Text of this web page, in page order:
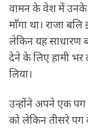
वामन के वेश में उनके
माँगा था। राजा
लेकिन यह साधारण
देने के लिए हामी भर
लिया।
उन्होंने अपने एक
को लेकिन तीसरे पग